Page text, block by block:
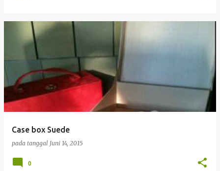
Case box Suede
pada tanggal Juni 14, 2015
0